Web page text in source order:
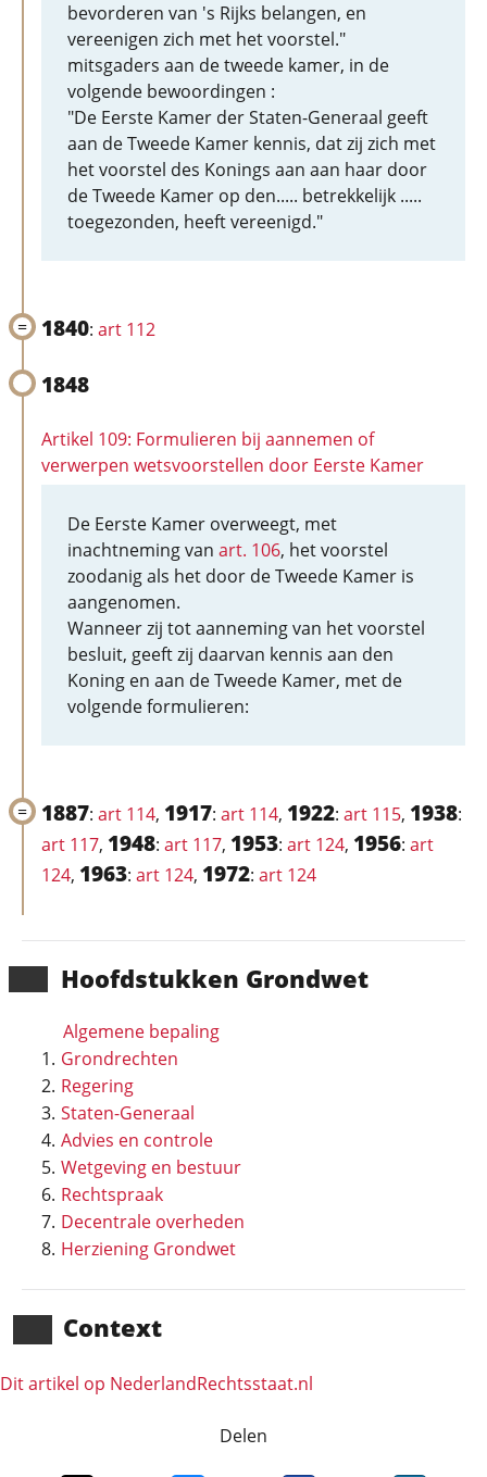
Hoofd­stukken Grondwet
Algemene bepaling
Grondrechten
Regering
Staten-Generaal
Advies en controle
Wetgeving en bestuur
Rechtspraak
Decentrale overheden
Herziening Grondwet
Context
Dit artikel op NederlandRechts­staat.nl
bevorderen van 's Rijks belangen, en
vereenigen zich met het voorstel."
mitsgaders aan de tweede kamer, in de
volgende bewoordingen :
"De Eerste Kamer der Staten-Generaal geeft
aan de Tweede Kamer kennis, dat zij zich met
het voorstel des Konings aan aan haar door
de Tweede Kamer op den..... betrekkelijk .....
toegezonden, heeft vereenigd."
1840: art 112
1848
Artikel 109: Formulieren bij aannemen of
verwerpen wetsvoorstellen door Eerste Kamer
De Eerste Kamer overweegt, met
inachtneming van art. 106, het voorstel
zoodanig als het door de Tweede Kamer is
aangenomen.
Wanneer zij tot aanneming van het voorstel
besluit, geeft zij daarvan kennis aan den
Koning en aan de Tweede Kamer, met de
volgende formulieren:
1887: art 114, 1917: art 114, 1922: art 115, 1938:
art 117, 1948: art 117, 1953: art 124, 1956: art
124, 1963: art 124, 1972: art 124
Delen